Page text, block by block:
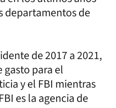
departamentos de
de 2017 a 2021,
para el
y el FBI mientras
es la agencia de